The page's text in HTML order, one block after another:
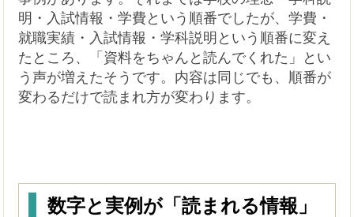
明・入試情報・学費という順番でしたが、学費・
就職実績・入試情報・学科説明という順番に変え
たところ、「資料をちゃんと読んでくれた」とい
う声が増えたそうです。内容は同じでも、順番が
変わるだけで読まれ方が変わります。
数字と実例が「読まれる情報」